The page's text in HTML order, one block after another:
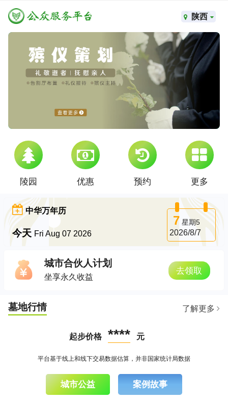
陕西
陵园 优惠 预约 更多
中华万年历
今天 Fri Aug 07 2026
7 星期5
2026/8/7
城市合伙人计划
坐享永久收益
去领取
墓地行情 了解更多
起步价格 **** 元
平台基于线上和线下交易数据估算，并非国家统计局数据
城市公益 案例故事